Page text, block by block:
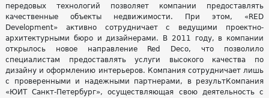
передовых технологий позволяет компании предоставлять
качественные объекты недвижимости. При этом, «RED
Development» активно сотрудничает с ведущими проектно-
архитектурными бюро и дизайнерами. В 2011 году, в компании
открылось новое направление Red Deco, что позволило
специалистам предоставлять услуги высокого качества по
дизайну и оформлению интерьеров. Компания сотрудничает лишь
с проверенными и надежными партнерами, в результКомпания
«ЮИТ Санкт-Петербург», осуществляющая свою деятельность с